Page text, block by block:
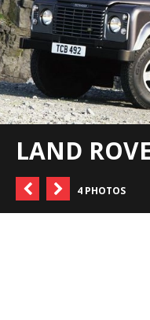
LAND
4 PHOTOS